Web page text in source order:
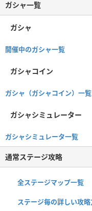
ガシャ一覧
ガシャ
開催中のガシャ一覧
ガシャコイン
ガシャ（ガシャコイン）一覧
ガシャシミュレーター
ガシャシミュレータ一覧
通常ステージ攻略
全ステージマップ一覧
ステージ毎の詳しい攻